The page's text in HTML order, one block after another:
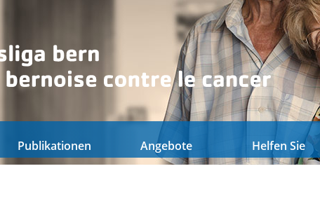
Publikationen Angebote Helfen Sie